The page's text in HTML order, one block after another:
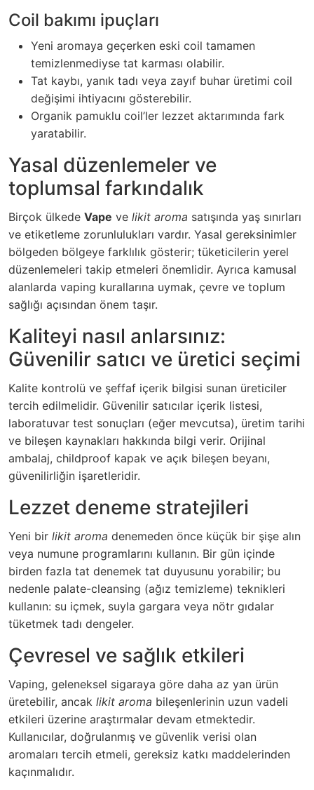
Coil bakımı ipuçları
Yeni aromaya geçerken eski coil tamamen
temizlenmediyse tat karması olabilir.
Tat kaybı, yanık tadı veya zayıf buhar üretimi coil
değişimi ihtiyacını gösterebilir.
Organik pamuklu coil’ler lezzet aktarımında fark
yaratabilir.
Yasal düzenlemeler ve
toplumsal farkındalık
Birçok ülkede Vape ve likit aroma satışında yaş sınırları
ve etiketleme zorunlulukları vardır. Yasal gereksinimler
bölgeden bölgeye farklılık gösterir; tüketicilerin yerel
düzenlemeleri takip etmeleri önemlidir. Ayrıca kamusal
alanlarda vaping kurallarına uymak, çevre ve toplum
sağlığı açısından önem taşır.
Kaliteyi nasıl anlarsınız:
Güvenilir satıcı ve üretici seçimi
Kalite kontrolü ve şeffaf içerik bilgisi sunan üreticiler
tercih edilmelidir. Güvenilir satıcılar içerik listesi,
laboratuvar test sonuçları (eğer mevcutsa), üretim tarihi
ve bileşen kaynakları hakkında bilgi verir. Orijinal
ambalaj, childproof kapak ve açık bileşen beyanı,
güvenilirliğin işaretleridir.
Lezzet deneme stratejileri
Yeni bir likit aroma denemeden önce küçük bir şişe alın
veya numune programlarını kullanın. Bir gün içinde
birden fazla tat denemek tat duyusunu yorabilir; bu
nedenle palate-cleansing (ağız temizleme) teknikleri
kullanın: su içmek, suyla gargara veya nötr gıdalar
tüketmek tadı dengeler.
Çevresel ve sağlık etkileri
Vaping, geleneksel sigaraya göre daha az yan ürün
üretebilir, ancak likit aroma bileşenlerinin uzun vadeli
etkileri üzerine araştırmalar devam etmektedir.
Kullanıcılar, doğrulanmış ve güvenlik verisi olan
aromaları tercih etmeli, gereksiz katkı maddelerinden
kaçınmalıdır.